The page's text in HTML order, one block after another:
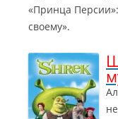
«Принца
своему».